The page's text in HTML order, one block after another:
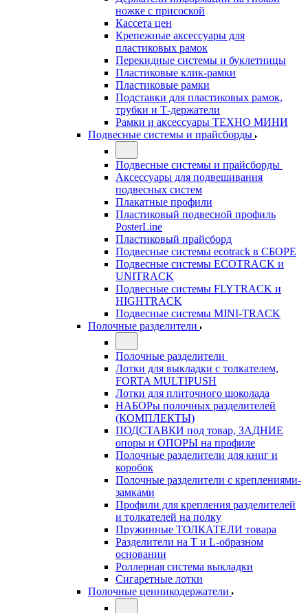
ножке с присоской
Кассета цен
Крепежные аксессуары для
пластиковых рамок
Перекидные системы и буклетницы
Пластиковые клик-рамки
Пластиковые рамки
Подставки для пластиковых рамок,
трубки и Т-держатели
Рамки и аксессуары ТЕХНО МИНИ
Подвесные системы и прайсборды
Подвесные системы и прайсборды
Аксессуары для подвешивания
подвесных систем
Плакатные профили
Пластиковый подвесной профиль
PosterLine
Пластиковый прайсборд
Подвесные системы ecotrack в СБОРЕ
Подвесные системы ECOTRACK и
UNITRACK
Подвесные системы FLYTRACK и
HIGHTRACK
Подвесные системы MINI-TRACK
Полочные разделители
Полочные разделители
Лотки для выкладки с толкателем,
FORTA MULTIPUSH
Лотки для плиточного шоколада
НАБОРы полочных разделителей
(КОМПЛЕКТЫ)
ПОДСТАВКИ под товар, ЗАДНИЕ
опоры и ОПОРЫ на профиле
Полочные разделители для книг и
коробок
Полочные разделители с креплениями-
замками
Профили для крепления разделителей
и толкателей на полку
Пружинные ТОЛКАТЕЛИ товара
Разделители на Т и L-образном
основании
Роллерная система выкладки
Сигаретные лотки
Полочные ценникодержатели